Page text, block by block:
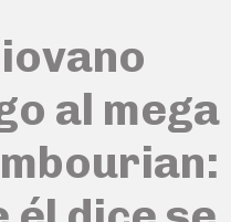
al mega